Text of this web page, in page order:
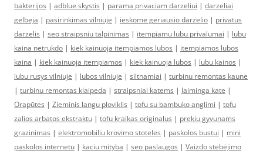
bakterijos | adblue skystis | parama privaciam darzeliui | darzeliai
gelbeja | pasirinkimas vilniuje | ieskome geriausio darzelio | privatus
darzelis | seo straipsniu talpinimas | itempiamu lubu privalumai | lubu
kaina netrukdo | kiek kainuoja itempiamos lubos | itempiamos lubos
kaina | kiek kainuoja itempiamos | kiek kainuoja lubos | lubu kainos |
lubu rusys vilniuje | lubos vilniuje | siltnamiai | turbinu remontas kaune
| turbinu remontas klaipeda | straipsniai katems | laiminga kate |
Orapūtės | Zieminis langu ploviklis | tofu su bambuko anglimi | tofu
zalios arbatos ekstraktu | tofu kraikas originalus | prekiu gyvunams
grazinimas | elektromobiliu krovimo stoteles | paskolos bustui | mini
paskolos internetu | kaciu mityba | seo paslaugos | Vaizdo stebėjimo